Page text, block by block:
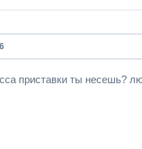
6
приставки ты несешь?